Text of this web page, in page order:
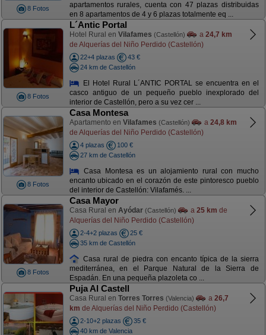
8 Fotos
apartamentos rurales, cuenta con 47 plazas distribuidas
en 8 apartamentos de 4 y 6 plazas totalmente eq ...
8 Fotos
L´Antic Portal
Hotel Rural en Vilafames (Castellón) a 24,7 km
de Alquerías del Niño Perdido (Castellón)
22+4 plazas
43 €
24 km de Castellón
El Hotel Rural L´ANTIC PORTAL se encuentra en el
casco antiguo de un pequeño pueblo inexplorado del
interior de Castellón, pero a su vez cer ...
8 Fotos
Casa Montesa
Apartamento en Vilafames (Castellón) a 24,8 km
de Alquerías del Niño Perdido (Castellón)
4 plazas
100 €
27 km de Castellón
Casa Montesa es un alojamiento rural con mucho
encanto ubicado en el corazón de este pintoresco pueblo
del interior de Castellón: Vilafamés. ...
8 Fotos
Casa Mayor
Casa Rural en Ayódar (Castellón) a 25 km de
Alquerías del Niño Perdido (Castellón)
2-4+2 plazas
25 €
35 km de Castellón
Casa rural de piedra con encanto típica de la sierra
mediterránea, en el Parque Natural de la Sierra de
Espadán. En una pequeña plazoleta co ...
Puja Al Castell
Casa Rural en Torres Torres (Valencia) a 26,7
km de Alquerías del Niño Perdido (Castellón)
2-10+2 plazas
35 €
40 km de Valencia